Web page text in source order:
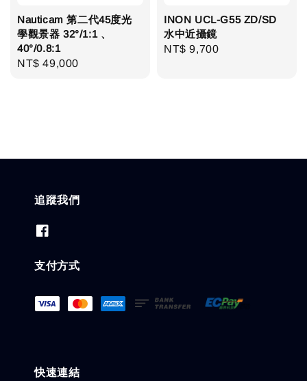
Nauticam 第二代45度光
學觀景器 32°/1:1 、
40°/0.8:1
Regular
NT$ 49,000
INON UCL-G55 ZD/SD
水中近攝鏡
Regular
NT$ 9,700
追蹤我們
支付方式
快速連結